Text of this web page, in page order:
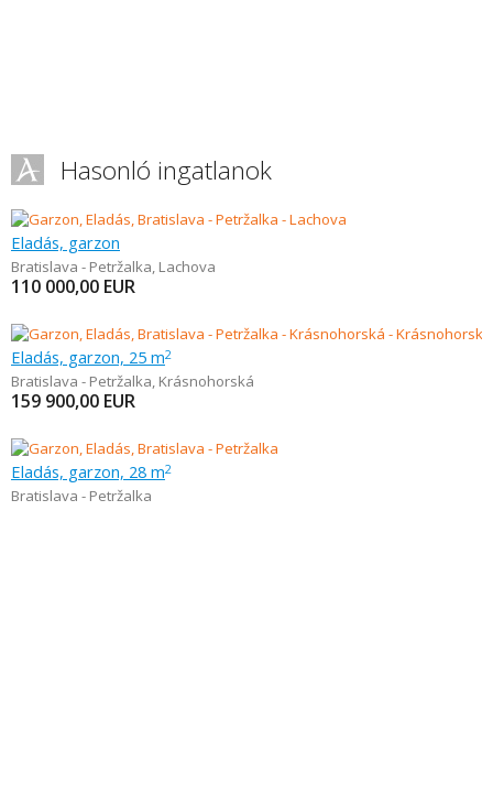
Hasonló ingatlanok
Eladás, garzon
Bratislava - Petržalka, Lachova
110 000,00 EUR
Eladás, garzon, 25 m2
Bratislava - Petržalka, Krásnohorská
159 900,00 EUR
Eladás, garzon, 28 m2
Bratislava - Petržalka